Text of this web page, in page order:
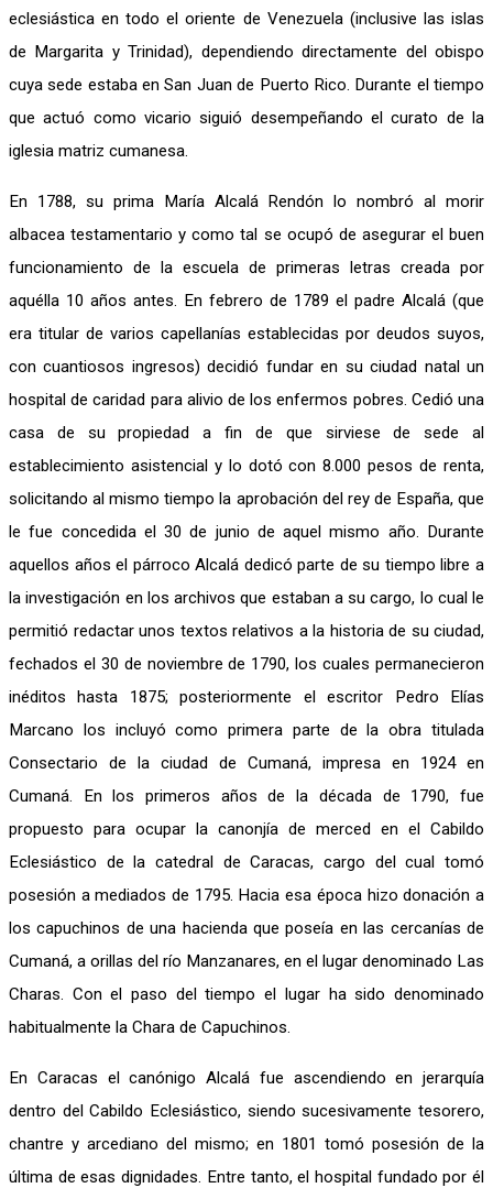
eclesiástica en todo el oriente de Venezuela (inclusive las islas
de Margarita y Trinidad), dependiendo directamente del obispo
cuya sede estaba en San Juan de Puerto Rico. Durante el tiempo
que actuó como vicario siguió desempeñando el curato de la
iglesia matriz cumanesa.
En 1788, su prima María Alcalá Rendón lo nombró al morir
albacea testamentario y como tal se ocupó de asegurar el buen
funcionamiento de la escuela de primeras letras creada por
aquélla 10 años antes. En febrero de 1789 el padre Alcalá (que
era titular de varios capellanías establecidas por deudos suyos,
con cuantiosos ingresos) decidió fundar en su ciudad natal un
hospital de caridad para alivio de los enfermos pobres. Cedió una
casa de su propiedad a fin de que sirviese de sede al
establecimiento asistencial y lo dotó con 8.000 pesos de renta,
solicitando al mismo tiempo la aprobación del rey de España, que
le fue concedida el 30 de junio de aquel mismo año. Durante
aquellos años el párroco Alcalá dedicó parte de su tiempo libre a
la investigación en los archivos que estaban a su cargo, lo cual le
permitió redactar unos textos relativos a la historia de su ciudad,
fechados el 30 de noviembre de 1790, los cuales permanecieron
inéditos hasta 1875; posteriormente el escritor Pedro Elías
Marcano los incluyó como primera parte de la obra titulada
Consectario de la ciudad de Cumaná, impresa en 1924 en
Cumaná. En los primeros años de la década de 1790, fue
propuesto para ocupar la canonjía de merced en el Cabildo
Eclesiástico de la catedral de Caracas, cargo del cual tomó
posesión a mediados de 1795. Hacia esa época hizo donación a
los capuchinos de una hacienda que poseía en las cercanías de
Cumaná, a orillas del río Manzanares, en el lugar denominado Las
Charas. Con el paso del tiempo el lugar ha sido denominado
habitualmente la Chara de Capuchinos.
En Caracas el canónigo Alcalá fue ascendiendo en jerarquía
dentro del Cabildo Eclesiástico, siendo sucesivamente tesorero,
chantre y arcediano del mismo; en 1801 tomó posesión de la
última de esas dignidades. Entre tanto, el hospital fundado por él